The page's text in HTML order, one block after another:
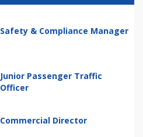
Safety & Compliance Manager
Junior Passenger Traffic
Officer
Commercial Director